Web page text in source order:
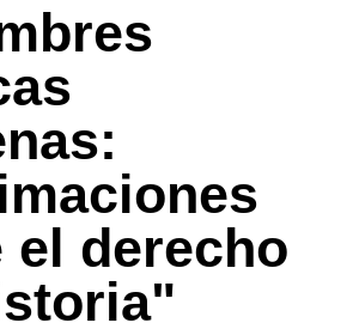
el derecho